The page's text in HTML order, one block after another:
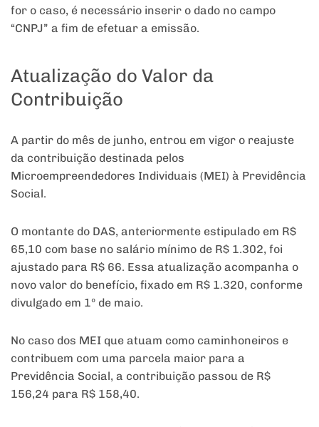
for o caso, é necessário inserir o dado no campo
“CNPJ” a fim de efetuar a emissão.
Atualização do Valor da
Contribuição
A partir do mês de junho, entrou em vigor o reajuste
da contribuição destinada pelos
Microempreendedores Individuais (MEI) à Previdência
Social.
O montante do DAS, anteriormente estipulado em R$
65,10 com base no salário mínimo de R$ 1.302, foi
ajustado para R$ 66. Essa atualização acompanha o
novo valor do benefício, fixado em R$ 1.320, conforme
divulgado em 1º de maio.
No caso dos MEI que atuam como caminhoneiros e
contribuem com uma parcela maior para a
Previdência Social, a contribuição passou de R$
156,24 para R$ 158,40.